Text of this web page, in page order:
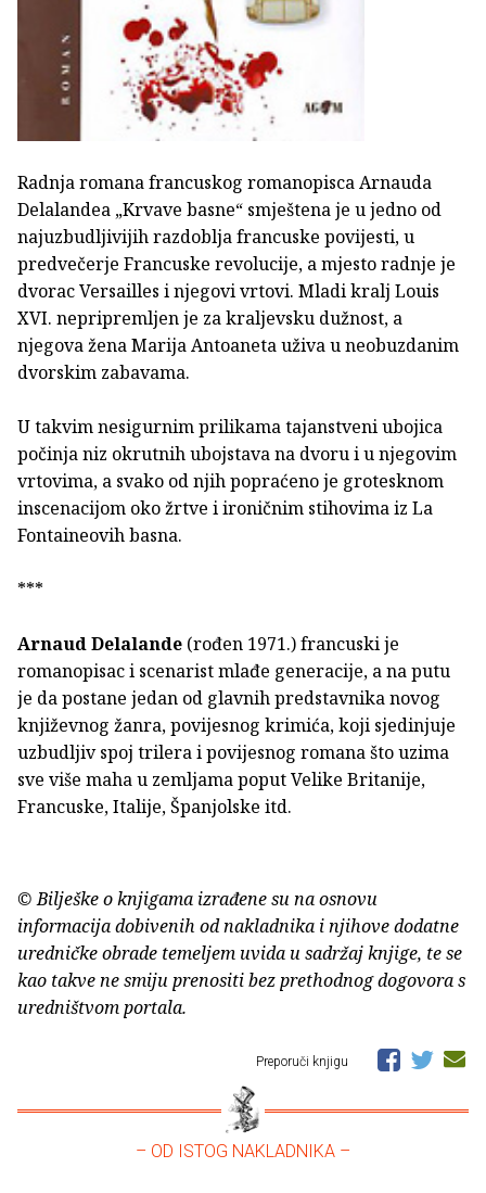
Radnja romana francuskog romanopisca Arnauda
Delalandea „Krvave basne“ smještena je u jedno od
najuzbudljivijih razdoblja francuske povijesti, u
predvečerje Francuske revolucije, a mjesto radnje je
dvorac Versailles i njegovi vrtovi. Mladi kralj Louis
XVI. nepripremljen je za kraljevsku dužnost, a
njegova žena Marija Antoaneta uživa u neobuzdanim
dvorskim zabavama.
U takvim nesigurnim prilikama tajanstveni ubojica
počinja niz okrutnih ubojstava na dvoru i u njegovim
vrtovima, a svako od njih popraćeno je grotesknom
inscenacijom oko žrtve i ironičnim stihovima iz La
Fontaineovih basna.
***
Arnaud Delalande (rođen 1971.) francuski je
romanopisac i scenarist mlađe generacije, a na putu
je da postane jedan od glavnih predstavnika novog
književnog žanra, povijesnog krimića, koji sjedinjuje
uzbudljiv spoj trilera i povijesnog romana što uzima
sve više maha u zemljama poput Velike Britanije,
Francuske, Italije, Španjolske itd.
© Bilješke o knjigama izrađene su na osnovu
informacija dobivenih od nakladnika i njihove dodatne
uredničke obrade temeljem uvida u sadržaj knjige, te se
kao takve ne smiju prenositi bez prethodnog dogovora s
uredništvom portala.
Preporuči knjigu
– OD ISTOG NAKLADNIKA –